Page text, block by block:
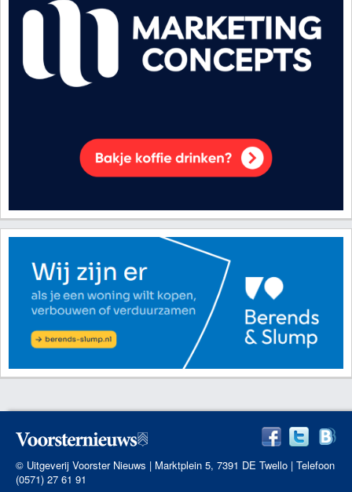
© Uitgeverij Voorster Nieuws | Marktplein 5, 7391 DE Twello | Telefoon
(0571) 27 61 91